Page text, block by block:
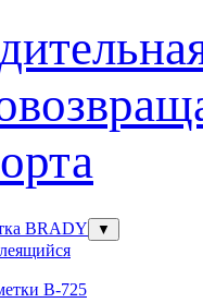
BRADY ▼
В-725